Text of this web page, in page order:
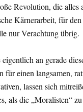
Revolution, die alles
Kärnerarbeit, für
nur Verachtung übrig.
an gerade
für einen langsamen,
lassen sich
als die „Moralisten“